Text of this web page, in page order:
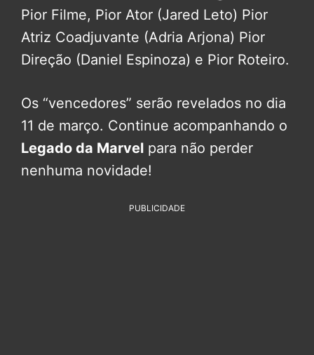
Pior Filme, Pior Ator (Jared Leto) Pior
Atriz Coadjuvante (Adria Arjona) Pior
Direção (Daniel Espinoza) e Pior Roteiro.
Os “vencedores” serão revelados no dia
11 de março. Continue acompanhando o
Legado da Marvel para não perder
nenhuma novidade!
PUBLICIDADE